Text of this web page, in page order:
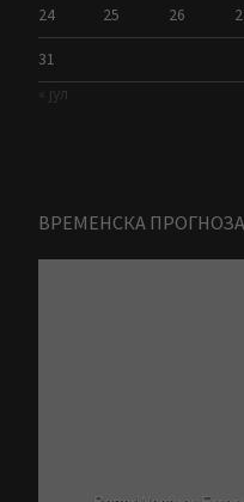
24 25 26
31
« јул
ВРЕМЕНСКА ПРОГНОЗА